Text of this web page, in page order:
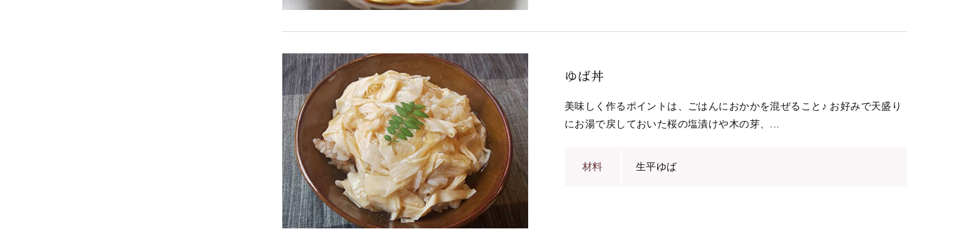
ゆば丼
美味しく作るポイントは、ごはんにおかかを混ぜること♪ お好みで天盛り
にお湯で戻しておいた桜の塩漬けや木の芽、...
材料 生平ゆば